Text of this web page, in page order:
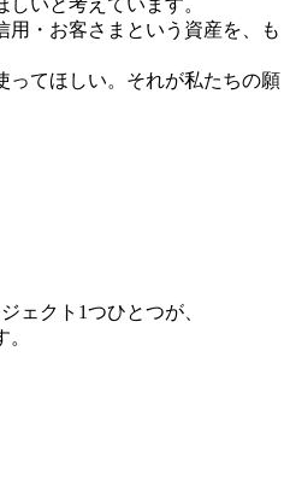
いと考えています。
用・お客さまという資産を、も
ってほしい。それが私たちの願
ェクト1つひとつが、